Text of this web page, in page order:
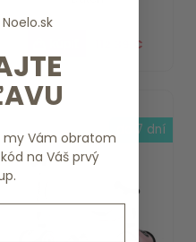
112.39 €
do 7 dní
Noelo.sk
my Vám obratom
na Váš prvý